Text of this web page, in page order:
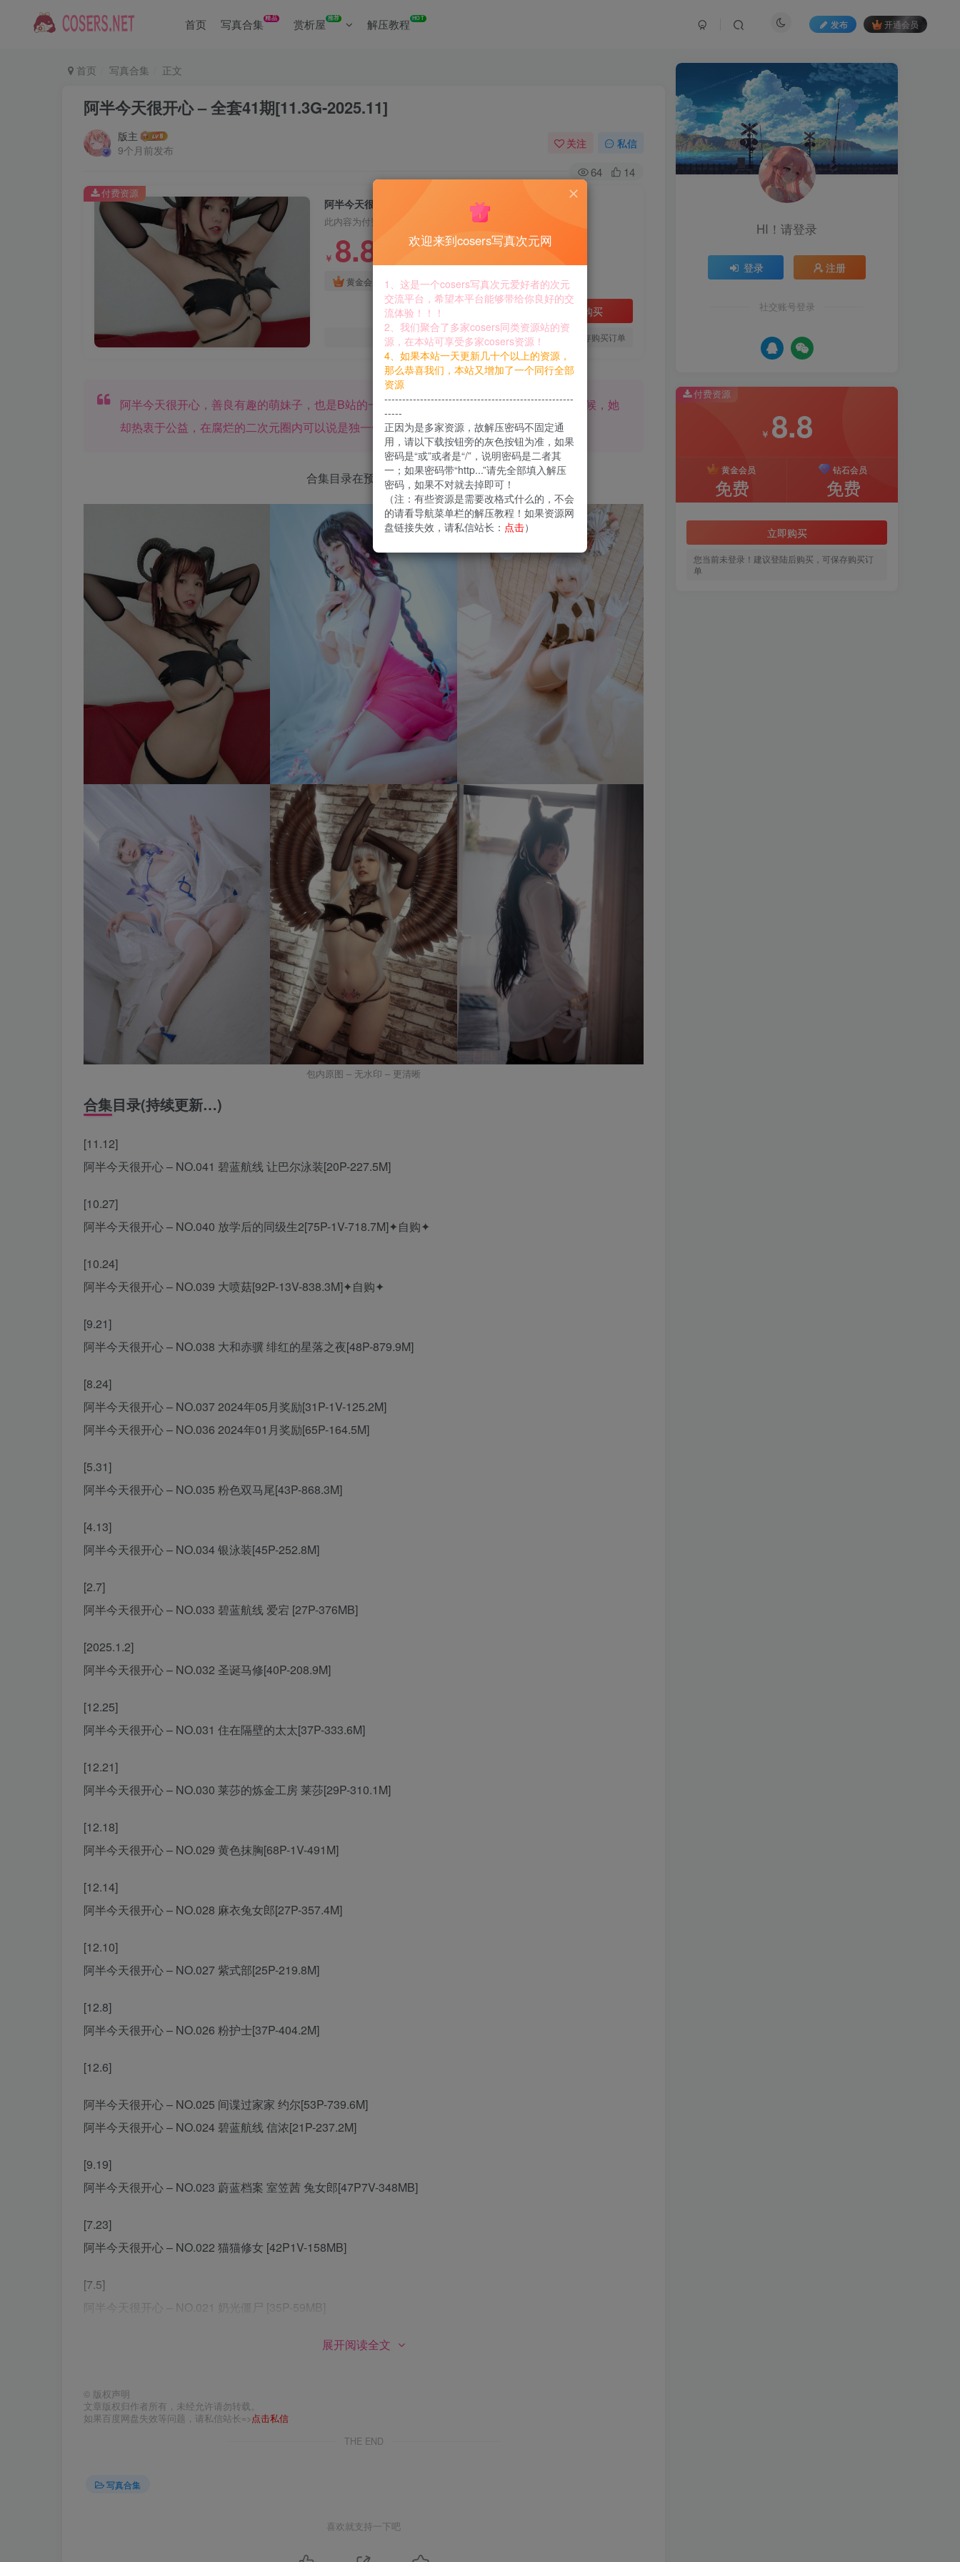
首页 写真合集 精品 赏析屋 推荐 解压教程 HOT
发布 开通会员
首页 写真合集 正文
阿半今天很开心 – 全套41期[11.3G-2025.11]
版主
9个月前发布
关注 私信
64 14
阿半今天很开心 – 全套41期[11.3G-2025.11]
此内容为付费资源，请付费后查看
￥ 8.8
黄金会员 免费 钻石会员免费
立即购买
您当前未登录！建议登陆后购买，可保存购买订单
付费资源
阿半今天很开心，善良有趣的萌妹子，也是B站的一名主播，当别的妹子在想方设法恰饭的时候，她
却热衷于公益，在腐烂的二次元圈内可以说是独一份了。
合集目录在预览图下面
包内原图 – 无水印 – 更清晰
合集目录(持续更新…)
[11.12]
阿半今天很开心 – NO.041 碧蓝航线 让巴尔泳装[20P-227.5M]
[10.27]
阿半今天很开心 – NO.040 放学后的同级生2[75P-1V-718.7M]✦自购✦
[10.24]
阿半今天很开心 – NO.039 大喷菇[92P-13V-838.3M]✦自购✦
[9.21]
阿半今天很开心 – NO.038 大和赤骥 绯红的星落之夜[48P-879.9M]
[8.24]
阿半今天很开心 – NO.037 2024年05月奖励[31P-1V-125.2M]
阿半今天很开心 – NO.036 2024年01月奖励[65P-164.5M]
[5.31]
阿半今天很开心 – NO.035 粉色双马尾[43P-868.3M]
[4.13]
阿半今天很开心 – NO.034 银泳装[45P-252.8M]
[2.7]
阿半今天很开心 – NO.033 碧蓝航线 爱宕 [27P-376MB]
[2025.1.2]
阿半今天很开心 – NO.032 圣诞马修[40P-208.9M]
[12.25]
阿半今天很开心 – NO.031 住在隔壁的太太[37P-333.6M]
[12.21]
阿半今天很开心 – NO.030 莱莎的炼金工房 莱莎[29P-310.1M]
[12.18]
阿半今天很开心 – NO.029 黄色抹胸[68P-1V-491M]
[12.14]
阿半今天很开心 – NO.028 麻衣兔女郎[27P-357.4M]
[12.10]
阿半今天很开心 – NO.027 紫式部[25P-219.8M]
[12.8]
阿半今天很开心 – NO.026 粉护士[37P-404.2M]
[12.6]
阿半今天很开心 – NO.025 间谍过家家 约尔[53P-739.6M]
阿半今天很开心 – NO.024 碧蓝航线 信浓[21P-237.2M]
[9.19]
阿半今天很开心 – NO.023 蔚蓝档案 室笠茜 兔女郎[47P7V-348MB]
[7.23]
阿半今天很开心 – NO.022 猫猫修女 [42P1V-158MB]
[7.5]
阿半今天很开心 – NO.021 奶光僵尸 [35P-59MB]
[4.25]
阿半今天很开心 – NO.018 放学后的同级生[65P-42.4M]
阿半今天很开心 – NO.017 爱发电 喜多川+[125P-602.5M]
展开阅读全文
© 版权声明
文章版权归作者所有，未经允许请勿转载。
如果百度网盘失效等问题，请私信站长=>点击私信
THE END
写真合集
喜欢就支持一下吧
HI！请登录
登录 注册
社交账号登录
付费资源
￥ 8.8
黄金会员
免费
钻石会员
免费
立即购买
您当前未登录！建议登陆后购买，可保存购买订
单
欢迎来到cosers写真次元网
1、这是一个cosers写真次元爱好者的次元
交流平台，希望本平台能够带给你良好的交
流体验！！！
2、我们聚合了多家cosers同类资源站的资
源，在本站可享受多家cosers资源！
4、如果本站一天更新几十个以上的资源，
那么恭喜我们，本站又增加了一个同行全部
资源
-----------------------------------------------------
-----
正因为是多家资源，故解压密码不固定通
用，请以下载按钮旁的灰色按钮为准，如果
密码是“或”或者是“/”，说明密码是二者其
一；如果密码带“http...”请先全部填入解压
密码，如果不对就去掉即可！
（注：有些资源是需要改格式什么的，不会
的请看导航菜单栏的解压教程！如果资源网
盘链接失效，请私信站长： 点击）